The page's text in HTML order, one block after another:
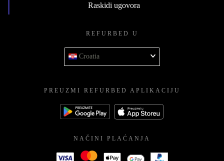
Raskidi ugovora
REFURBED U
Croatia
PREUZMI REFURBED APLIKACIJU
NAČINI PLAĆANJA